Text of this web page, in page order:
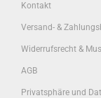
Kontakt
Versand- &
Widerrufsrecht &
AGB
Privatsphäre und